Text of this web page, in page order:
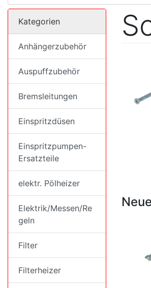
Kategorien
Anhängerzubehör
Auspuffzubehör
Bremsleitungen
Einspritzdüsen
Einspritzpumpen-
Ersatzteile
elektr. Pölheizer
Elektrik/Messen/Re
geln
Filter
Filterheizer